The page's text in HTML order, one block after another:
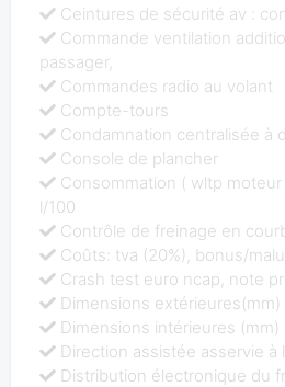
Ceintures de sécurité av :
Commande ventilation
passager,
Commandes radio au volant
Compte-tours
Condamnation centralisée à
Console de plancher
Consommation ( wltp
l/100
Contrôle de freinage en
Coûts: tva (20%), bonus/
Crash test euro ncap, note
Dimensions extérieures(mm)
Dimensions intérieures (mm)
Direction assistée asservie à
Distribution électronique du